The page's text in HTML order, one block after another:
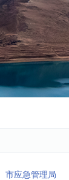
市应急管理局